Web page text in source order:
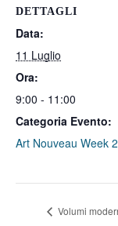
DETTAGLI
Data:
11 Luglio
Ora:
9:00 - 11:00
Categoria Evento:
Art Nouveau Week
Volumi